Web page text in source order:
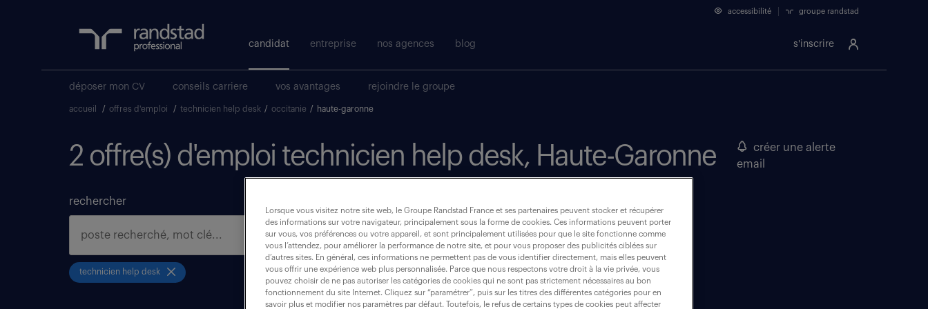
s'inscrire
accessibilité groupe randstad
candidat entreprise nos agences blog
déposer mon CV conseils carriere vos avantages rejoindre le groupe
accueil / offres d'emploi / technicien help desk / occitanie / haute-garonne
2 offre(s) d'emploi technicien help desk, Haute-Garonne
créer une alerte
email
rechercher
technicien help desk haute-garonne (31)
intérim(2)
Lorsque vous visitez notre site web, le Groupe Randstad France et ses partenaires peuvent stocker et récupérer
des informations sur votre navigateur, principalement sous la forme de cookies. Ces informations peuvent porter
sur vous, vos préférences ou votre appareil, et sont principalement utilisées pour que le site fonctionne comme
vous l’attendez, pour améliorer la performance de notre site, et pour vous proposer des publicités ciblées sur
d’autres sites. En général, ces informations ne permettent pas de vous identifier directement, mais elles peuvent
vous offrir une expérience web plus personnalisée. Parce que nous respectons votre droit à la vie privée, vous
pouvez choisir de ne pas autoriser les catégories de cookies qui ne sont pas strictement nécessaires au bon
fonctionnement du site Internet. Cliquez sur “paramétrer”, puis sur les titres des différentes catégories pour en
savoir plus et modifier nos paramètres par défaut. Toutefois, le refus de certains types de cookies peut affecter